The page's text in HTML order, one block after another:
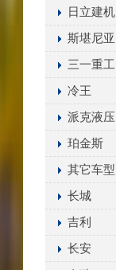
日立建机
斯堪尼亚
三一重工
冷王
派克液压
珀金斯
其它车型
长城
吉利
长安